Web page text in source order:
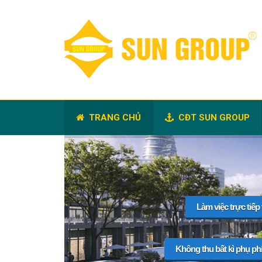
TRANG CHỦ CĐT SUN GROUP
Làm việc trực
Không thu bất kì phụ